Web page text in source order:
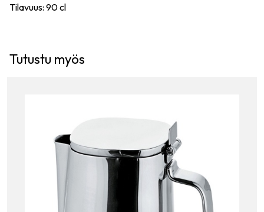
Tilavuus: 90 cl
Tutustu myös